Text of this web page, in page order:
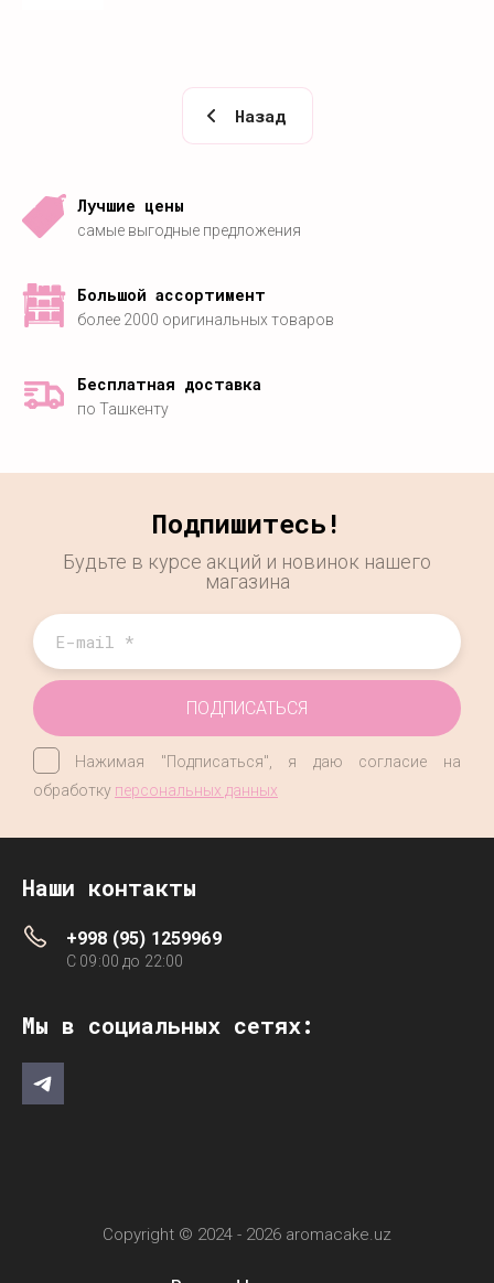
Назад
Лучшие цены
самые выгодные предложения
Большой ассортимент
более 2000 оригинальных товаров
Бесплатная доставка
по Ташкенту
Подпишитесь!
Будьте в курсе акций и новинок нашего
магазина
Нажимая "Подписаться", я даю согласие на
обработку персональных данных
ПОДПИСАТЬСЯ
Наши контакты
+998 (95) 1259969
C 09:00 до 22:00
Мы в социальных сетях:
Copyright © 2024 - 2026 aromacake.uz